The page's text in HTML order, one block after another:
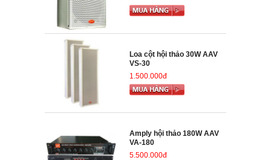
Loa cột hội thảo 30W AAV
VS-30
1.500.000đ
Amply hội thảo 180W AAV
VA-180
5.500.000đ